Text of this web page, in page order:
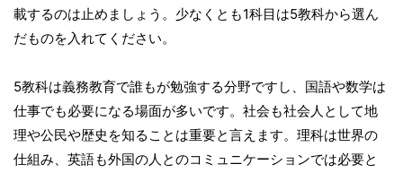
載するのは止めましょう。少なくとも1科目は5教科から選ん
だものを入れてください。
5教科は義務教育で誰もが勉強する分野ですし、国語や数学は
仕事でも必要になる場面が多いです。社会も社会人として地
理や公民や歴史を知ることは重要と言えます。理科は世界の
仕組み、英語も外国の人とのコミュニケーションでは必要と